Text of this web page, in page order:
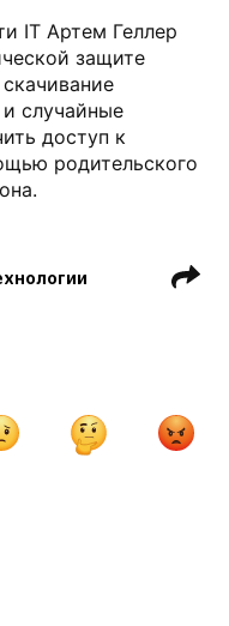
IT Артем Геллер
защите
случайные
доступ к
родительского